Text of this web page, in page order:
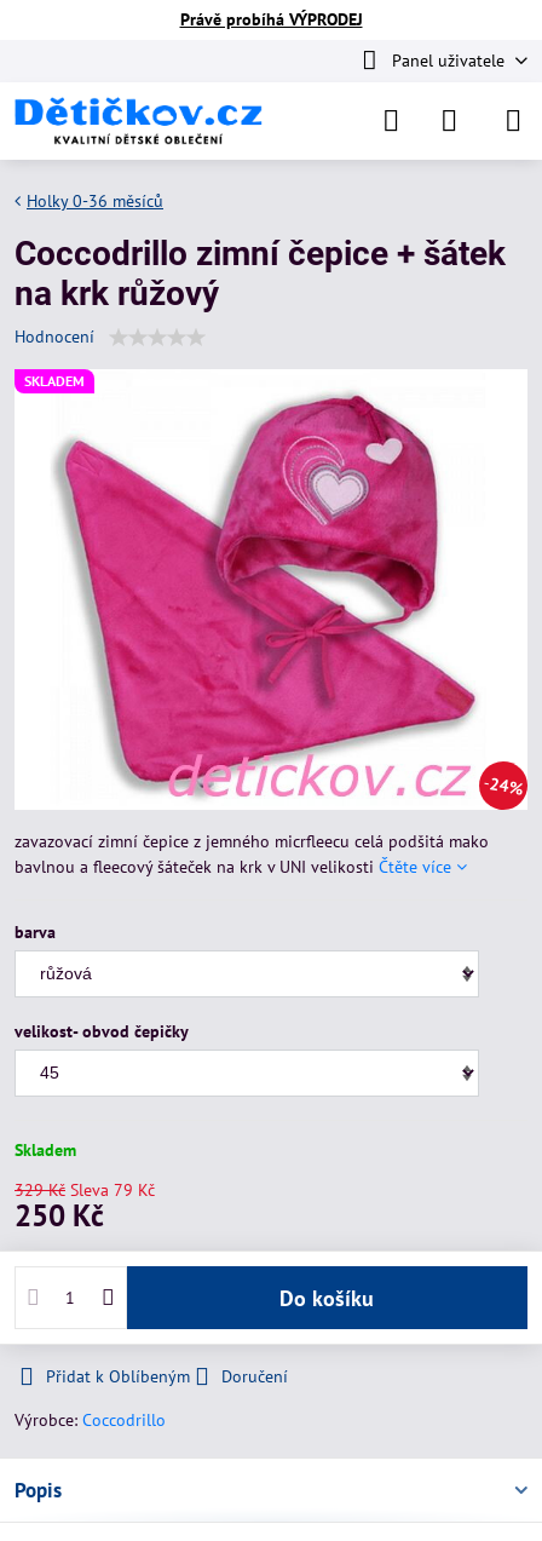
Právě probíhá VÝPRODEJ
Panel uživatele
SKLADEM
24%
Holky 0-36 měsíců
Coccodrillo zimní čepice + šátek
na krk růžový
Hodnocení
zavazovací zimní čepice z jemného micrfleecu celá podšitá mako
bavlnou a fleecový šáteček na krk v UNI velikosti Čtěte více
barva
velikost- obvod čepičky
Skladem
329 Kč Sleva 79 Kč
250 Kč
Do košíku
Přidat k Oblíbeným
Doručení
Výrobce: Coccodrillo
Popis